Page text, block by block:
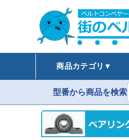
商品カテゴリ▼
型番から商品を検索